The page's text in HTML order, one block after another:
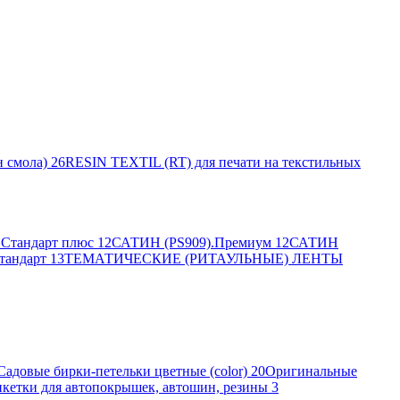
смола) 26RESIN TEXTIL (RT) для печати на текстильных
плюс 12САТИН (PS909).Премиум 12САТИН
13ТЕМАТИЧЕСКИЕ (РИТАУЛЬНЫЕ) ЛЕНТЫ
бирки-петельки цветные (color) 20Оригинальные
для автопокрышек, автошин, резины 3